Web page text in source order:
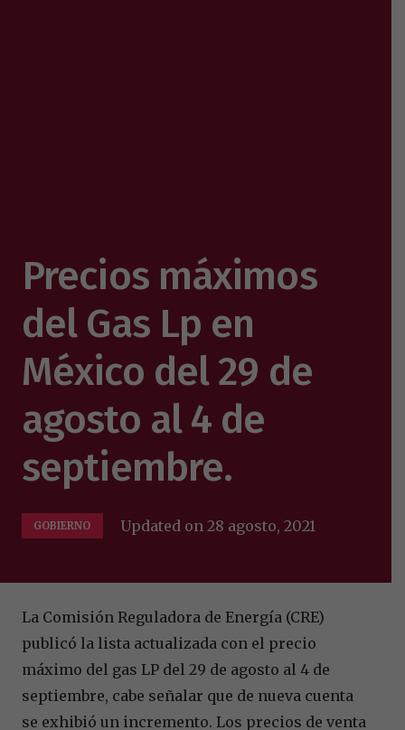
Precios máximos
del Gas Lp en
México del 29 de
agosto al 4 de
septiembre.
GOBIERNO Updated on28 agosto, 2021
La Comisión Reguladora de Energía (CRE)
publicó la lista actualizada con el precio
máximo del gas LP del 29 de agosto al 4 de
septiembre, cabe señalar que de nueva cuenta
se exhibió un incremento. Los precios de venta